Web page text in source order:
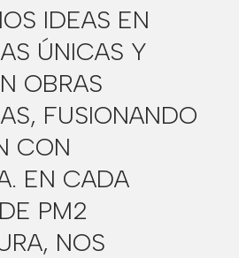
IDEAS EN
ÚNICAS Y
OBRAS
FUSIONANDO
CON
EN CADA
PM2
NOS